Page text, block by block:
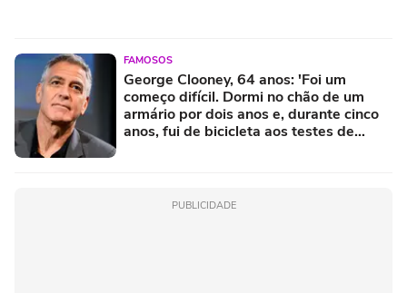
FAMOSOS
George Clooney, 64 anos: 'Foi um
começo difícil. Dormi no chão de um
armário por dois anos e, durante cinco
anos, fui de bicicleta aos testes de
PUBLICIDADE